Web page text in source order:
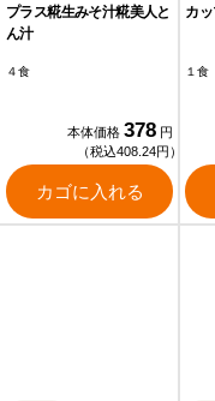
プラス糀生みそ汁糀美人と
ん汁
４食
本体価格 378 円
（税込408.24円）
カゴに入れる
カ
１食